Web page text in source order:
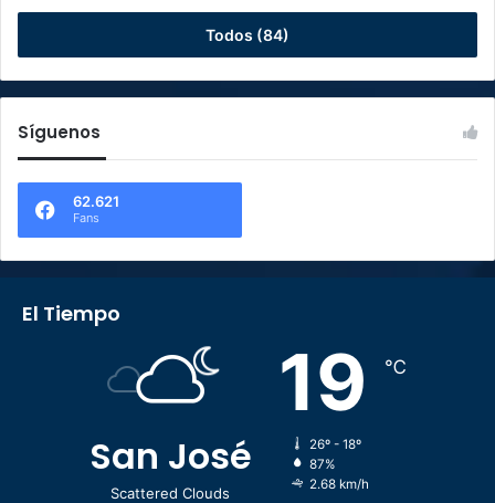
Todos (84)
Síguenos
62.621
Fans
El Tiempo
San José
Scattered Clouds
19 ℃
26º - 18º
87%
2.68 km/h